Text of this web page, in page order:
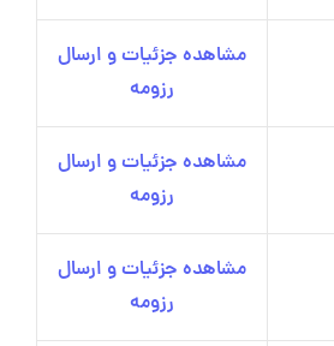
مشاهده جزئیات و ارسال
رزومه
مشاهده جزئیات و ارسال
رزومه
مشاهده جزئیات و ارسال
رزومه